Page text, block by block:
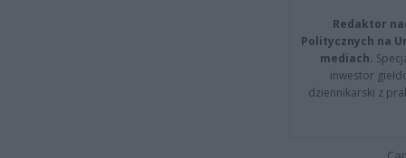
Redaktor
Politycznych na
mediach.
inwestor
dziennikarski z